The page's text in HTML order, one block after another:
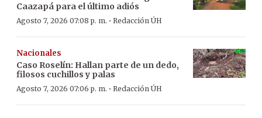
Caazapá para el último adiós
Agosto 7, 2026 07:08 p. m. · Redacción ÚH
Nacionales
Caso Roselín: Hallan parte de un dedo,
filosos cuchillos y palas
Agosto 7, 2026 07:06 p. m. · Redacción ÚH